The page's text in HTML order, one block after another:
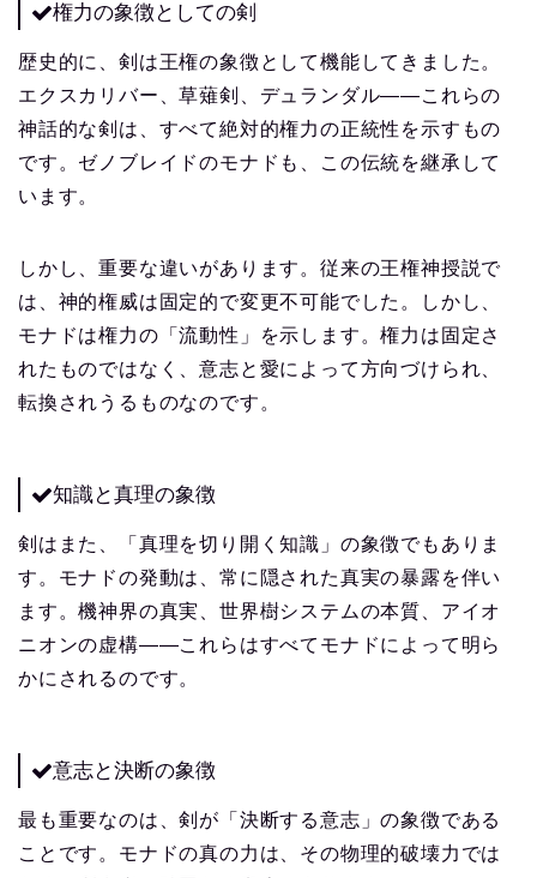
権力の象徴としての剣
歴史的に、剣は王権の象徴として機能してきました。
エクスカリバー、草薙剣、デュランダル——これらの
神話的な剣は、すべて絶対的権力の正統性を示すもの
です。ゼノブレイドのモナドも、この伝統を継承して
います。
しかし、重要な違いがあります。従来の王権神授説で
は、神的権威は固定的で変更不可能でした。しかし、
モナドは権力の「流動性」を示します。権力は固定さ
れたものではなく、意志と愛によって方向づけられ、
転換されうるものなのです。
知識と真理の象徴
剣はまた、「真理を切り開く知識」の象徴でもありま
す。モナドの発動は、常に隠された真実の暴露を伴い
ます。機神界の真実、世界樹システムの本質、アイオ
ニオンの虚構——これらはすべてモナドによって明ら
かにされるのです。
意志と決断の象徴
最も重要なのは、剣が「決断する意志」の象徴である
ことです。モナドの真の力は、その物理的破壊力では